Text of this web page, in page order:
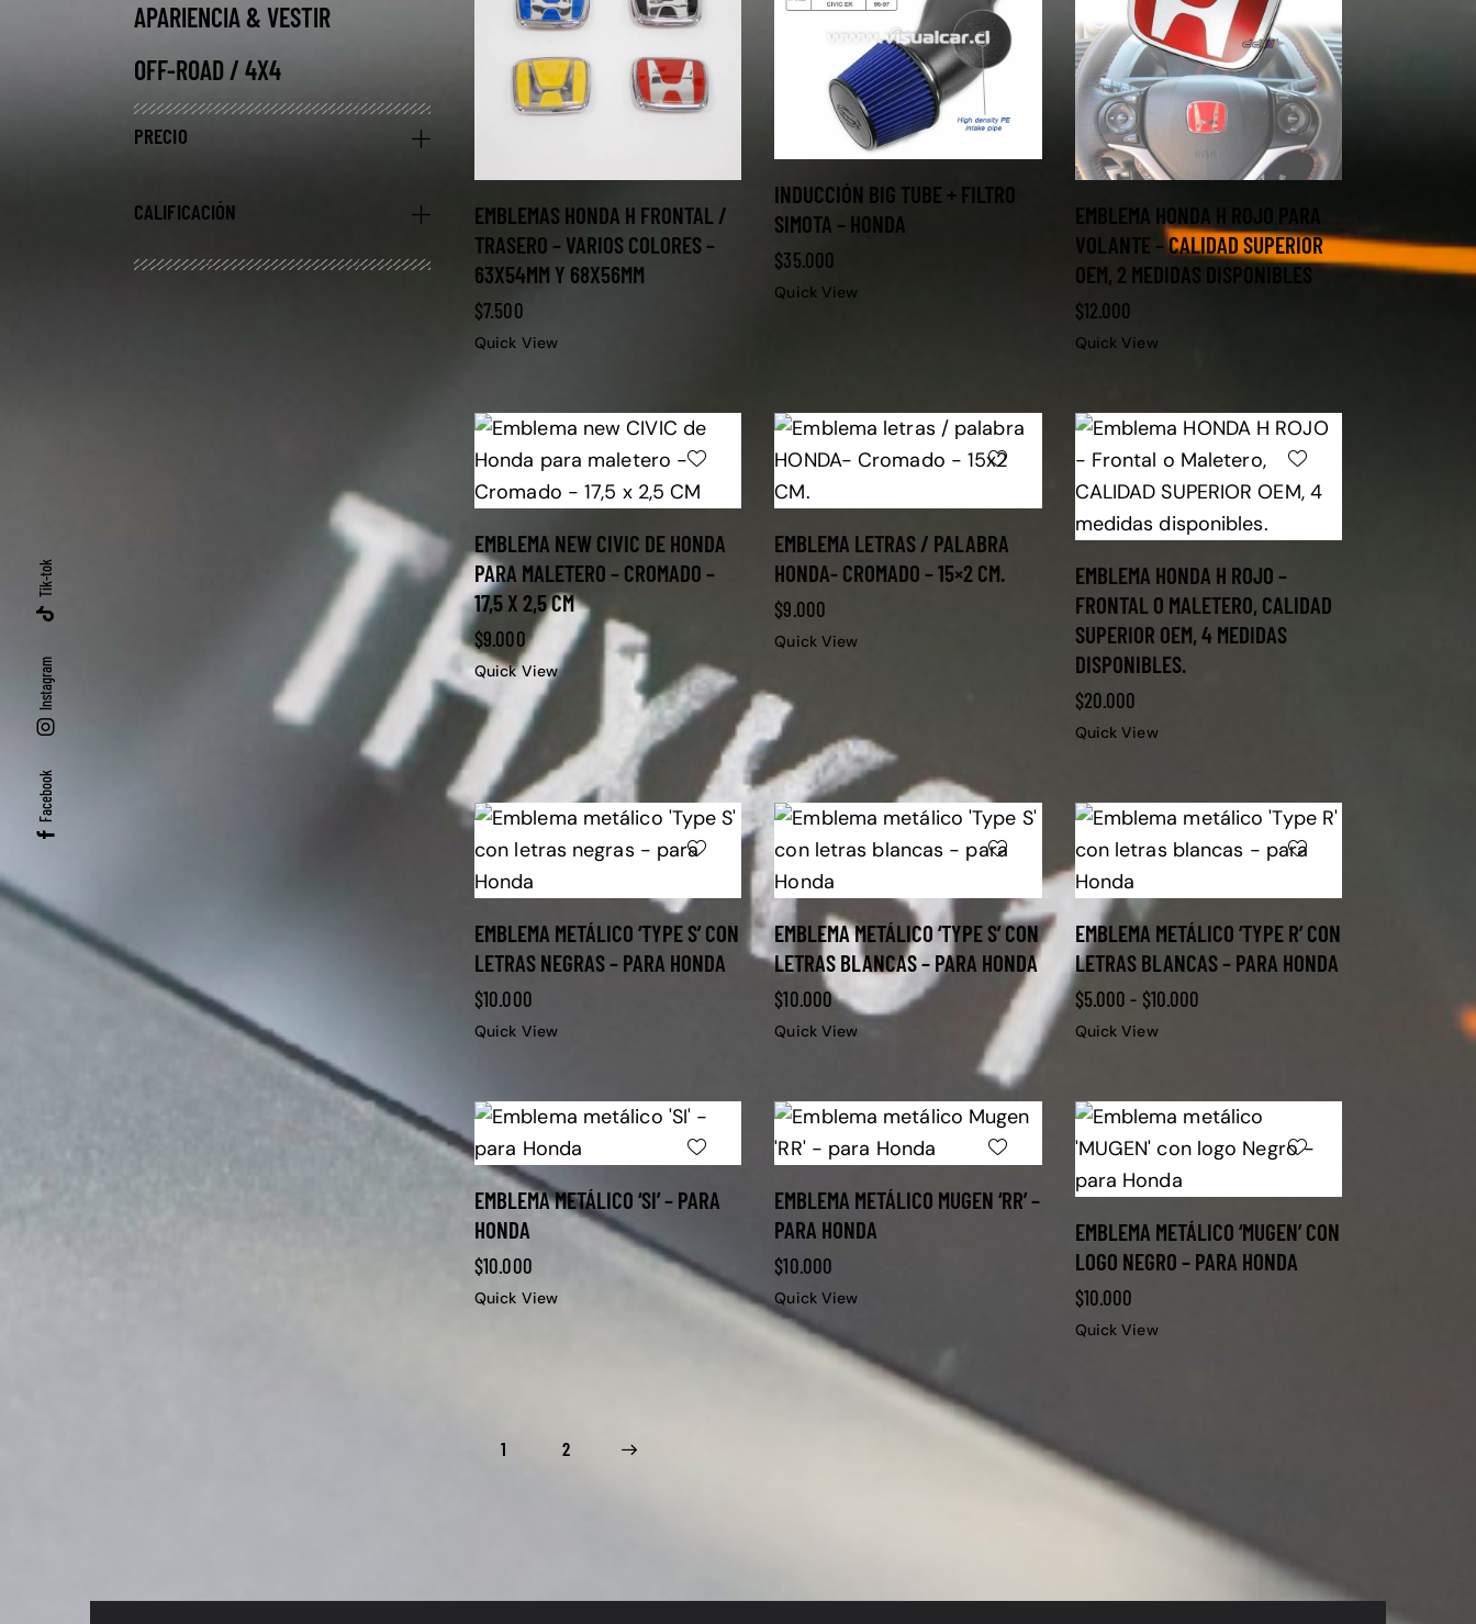
EMBLEMAS HONDA H FRONTAL /
TRASERO – VARIOS COLORES –
63X54MM Y 68X56MM
$7.500
Quick View
INDUCCIÓN BIG TUBE + FILTRO
SIMOTA – HONDA
$35.000
Quick View
EMBLEMA HONDA H ROJO PARA
VOLANTE – CALIDAD SUPERIOR
OEM, 2 MEDIDAS DISPONIBLES
$12.000
Quick View
EMBLEMA NEW CIVIC DE HONDA
PARA MALETERO – CROMADO –
17,5 X 2,5 CM
$9.000
Quick View
EMBLEMA LETRAS / PALABRA
HONDA- CROMADO – 15×2 CM.
$9.000
Quick View
EMBLEMA HONDA H ROJO –
FRONTAL O MALETERO, CALIDAD
SUPERIOR OEM, 4 MEDIDAS
DISPONIBLES.
$20.000
Quick View
EMBLEMA METÁLICO ‘TYPE S’ CON
LETRAS NEGRAS – PARA HONDA
$10.000
Quick View
EMBLEMA METÁLICO ‘TYPE S’ CON
LETRAS BLANCAS – PARA HONDA
$10.000
Quick View
EMBLEMA METÁLICO ‘TYPE R’ CON
LETRAS BLANCAS – PARA HONDA
$5.000 - $10.000
Quick View
EMBLEMA METÁLICO ‘SI’ – PARA
HONDA
$10.000
Quick View
EMBLEMA METÁLICO MUGEN ‘RR’ –
PARA HONDA
$10.000
Quick View
EMBLEMA METÁLICO ‘MUGEN’ CON
LOGO NEGRO – PARA HONDA
$10.000
Quick View
1 2
APARIENCIA & VESTIR
OFF-ROAD / 4X4
PRECIO
CALIFICACIÓN
Facebook
Instagram
Tik-tok